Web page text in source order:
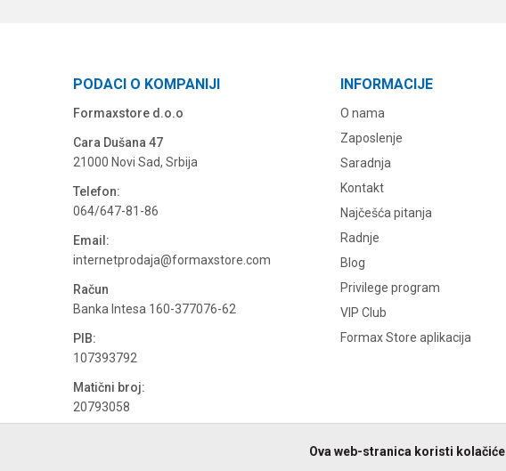
PODACI O KOMPANIJI
Formaxstore d.o.o
Cara Dušana 47
21000 Novi Sad, Srbija
Telefon:
064/647-81-86
Email:
internetprodaja@formaxstore.com
Račun
Banka Intesa 160-377076-62
PIB:
107393792
Matični broj:
20793058
INFORMACIJE
O nama
Zaposlenje
Saradnja
Kontakt
Najčešća pitanja
Radnje
Blog
Privilege program
VIP Club
Formax Store aplikacija
Ova web-stranica koristi kolačiće